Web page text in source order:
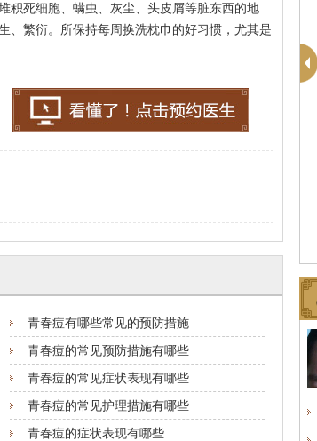
积死细胞、螨虫、灰尘、头皮屑等脏东西的地
、繁衍。所保持每周换洗枕巾的好习惯，尤其是
青春痘有哪些常见的预防措施
青春痘的常见预防措施有哪些
青春痘的常见症状表现有哪些
青春痘的常见护理措施有哪些
青春痘的症状表现有哪些
王珍 会诊专家
：原海南医学院附属医院皮肤科主任